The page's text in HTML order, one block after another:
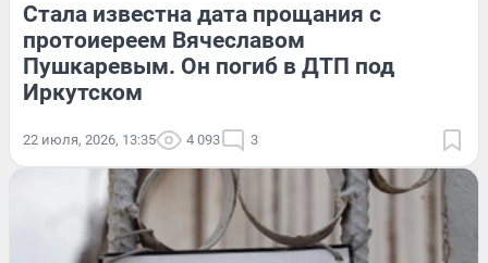
Стала известна дата прощания с
протоиереем Вячеславом
Пушкаревым. Он погиб в ДТП под
Иркутском
22 июля, 2026, 13:35 4 093 3